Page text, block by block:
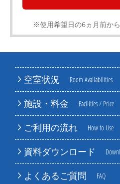
空室状況 Room Availabilities
施設・料金 Facilities / Price
ご利用の流れ How to Use
資料ダウンロード
よくあるご質問 FAQ
※使用希望日の6ヵ月前か